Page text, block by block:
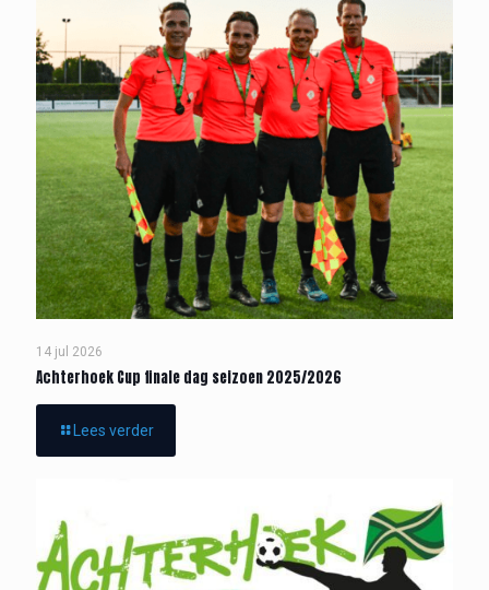
14 jul 2026
Achterhoek Cup finale dag seizoen 2025/2026
Lees verder